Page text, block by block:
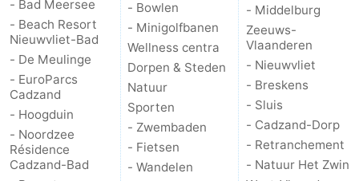
- Bad Meersee
- Beach Resort
Nieuwvliet-Bad
- De Meulinge
- EuroParcs
Cadzand
- Hoogduin
- Noordzee
Résidence
Cadzand-Bad
- Bowlen
- Minigolfbanen
Wellness centra
Dorpen & Steden
Natuur
Sporten
- Zwembaden
- Fietsen
- Wandelen
- Middelburg
Zeeuws-
Vlaanderen
- Nieuwvliet
- Breskens
- Sluis
- Cadzand-Dorp
- Retranchement
- Natuur Het Zwin